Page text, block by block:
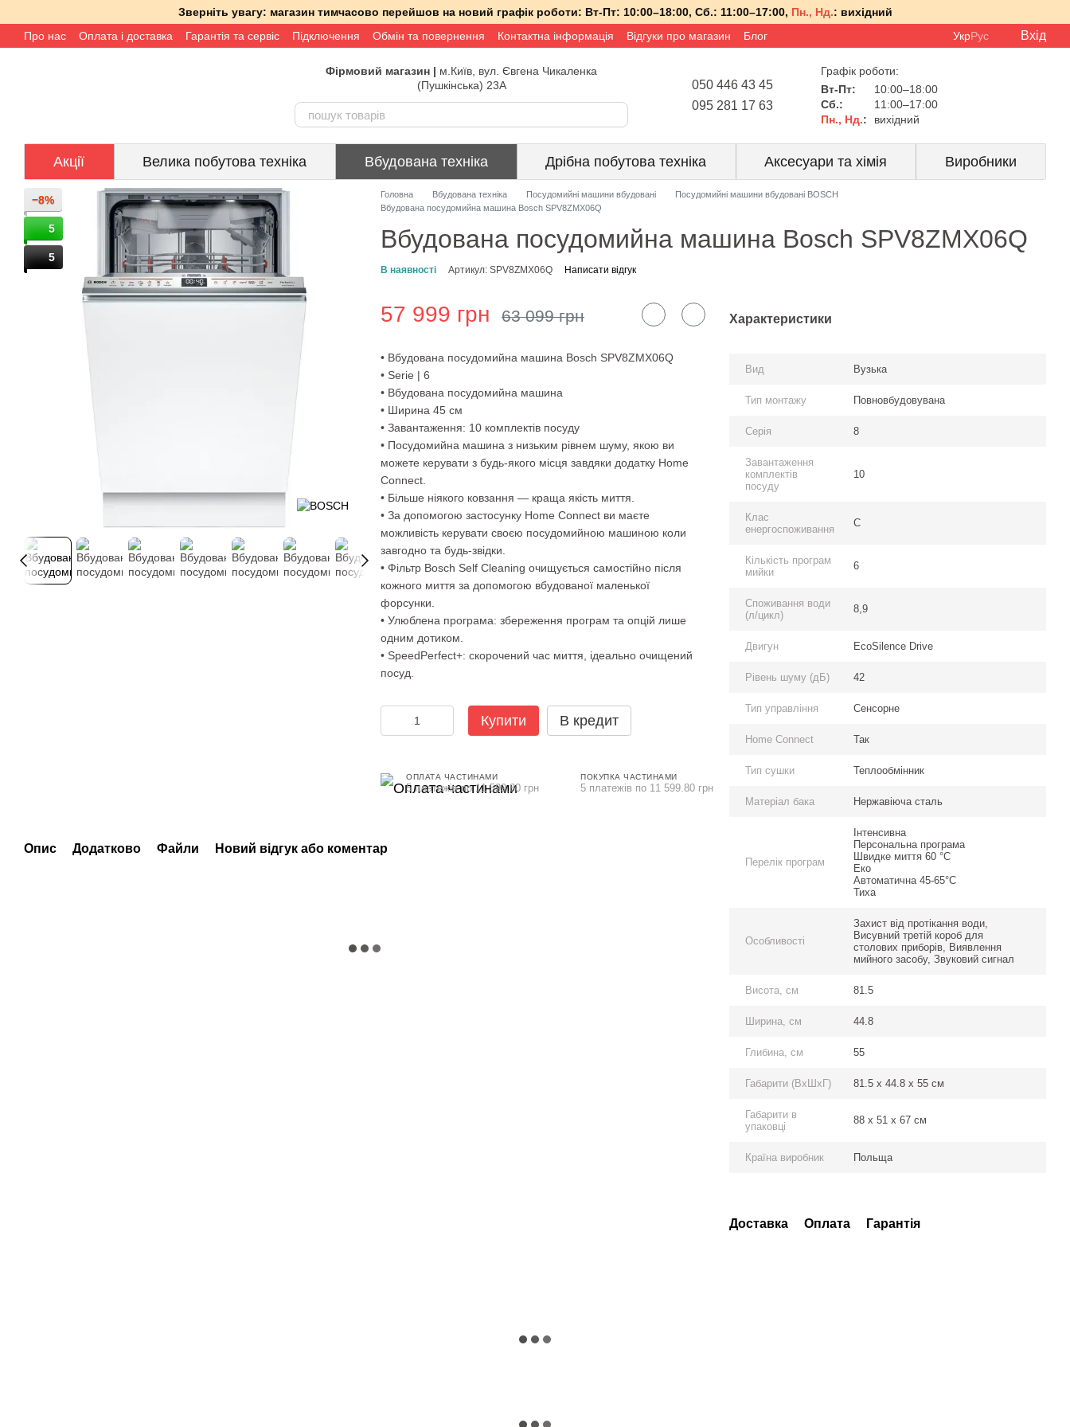
Зверніть увагу: магазин тимчасово перейшов на новий графік роботи: Вт-Пт: 10:00–18:00, Сб.: 11:00–17:00, Пн., Нд.: вихідний
Про нас
Оплата і доставка Гарантія та сервіс Підключення Обмін та повернення Контактна інформація Відгуки про магазин Блог УкрРус Вхід
Фірмовий магазин | м.Київ, вул. Євгена Чикаленка
(Пушкінська) 23А
050 446 43 45
095 281 17 63
Графік роботи:
Вт-Пт:
10:00–18:00
Сб.:
11:00–17:00
Пн., Нд.: вихідний
Акції Велика побутова техніка Вбудована техніка Дрібна побутова техніка Аксесуари та хімія Виробники
−8%
5
5
Головна Вбудована техніка Посудомийні машини вбудовані
Посудомийні машини вбудовані BOSCH
Вбудована посудомийна машина Bosch SPV8ZMX06Q
Вбудована посудомийна машина Bosch SPV8ZMX06Q
В наявності Артикул: SPV8ZMX06Q Написати відгук
57 999 грн 63 099 грн
• Вбудована посудомийна машина Bosch SPV8ZMX06Q
• Serie | 6
• Вбудована посудомийна машина
• Ширина 45 см
• Завантаження: 10 комплектів посуду
• Посудомийна машина з низьким рівнем шуму, якою ви
можете керувати з будь-якого місця завдяки додатку Home
Connect.
• Більше ніякого ковзання — краща якість миття.
• За допомогою застосунку Home Connect ви маєте
можливість керувати своєю посудомийною машиною коли
завгодно та будь-звідки.
• Фільтр Bosch Self Cleaning очищується самостійно після
кожного миття за допомогою вбудованої маленької
форсунки.
• Улюблена програма: збереження програм та опцій лише
одним дотиком.
• SpeedPerfect+: скорочений час миття, ідеально очищений
посуд.
Купити В кредит
ОПЛАТА ЧАСТИНАМИ
5 платежів по 11 599.80 грн
ПОКУПКА ЧАСТИНАМИ
5 платежів по 11 599.80 грн
Характеристики
Вид Вузька
Тип монтажу Повновбудовувана
Серія 8
Завантаження
комплектів
посуду
10
Клас
енергоспоживання
C
Кількість програм
мийки
6
Споживання води
(л/цикл)
8,9
Двигун EcoSilence Drive
Рівень шуму (дБ) 42
Тип управління Сенсорне
Home Connect Так
Тип сушки Теплообмінник
Матеріал бака Нержавіюча сталь
Перелік програм
Інтенсивна
Персональна програма
Швидке миття 60 °C
Еко
Автоматична 45-65°C
Тиха
Особливості
Захист від протікання води,
Висувний третій короб для
столових приборів, Виявлення
мийного засобу, Звуковий сигнал
Висота, см 81.5
Ширина, см 44.8
Глибина, см 55
Габарити (ВхШхГ) 81.5 x 44.8 x 55 см
Габарити в
упаковці
88 x 51 x 67 см
Країна виробник Польща
Доставка Оплата Гарантія
Опис Додатково Файли Новий відгук або коментар